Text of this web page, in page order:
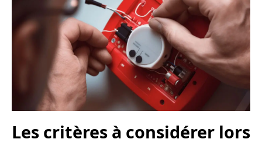
Les critères à considérer lors